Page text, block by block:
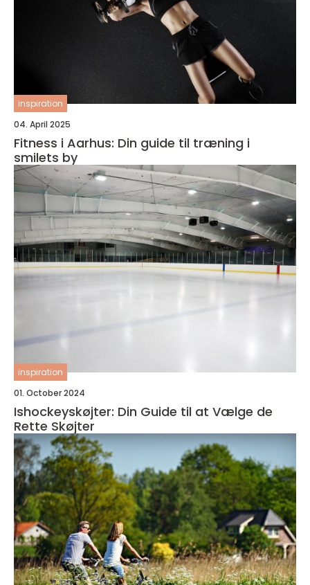
inspiration
04. April 2025
Fitness i Aarhus: Din guide til træning i
smilets by
inspiration
01. October 2024
Ishockeyskøjter: Din Guide til at Vælge de
Rette Skøjter